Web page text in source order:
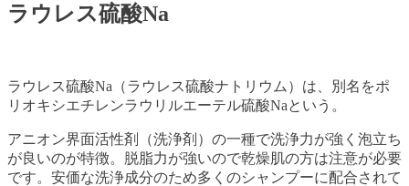
ラウレス硫酸Na
ラウレス硫酸Na（ラウレス硫酸ナトリウム）は、別名をポ
リオキシエチレンラウリルエーテル硫酸Naという。
アニオン界面活性剤（洗浄剤）の一種で洗浄力が強く泡立ち
が良いのが特徴。脱脂力が強いので乾燥肌の方は注意が必要
です。安価な洗浄成分のため多くのシャンプーに配合されて